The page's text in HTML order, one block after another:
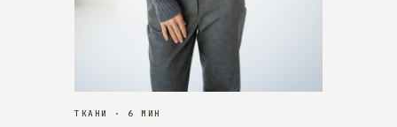
ТКАНИ · 6 МИН